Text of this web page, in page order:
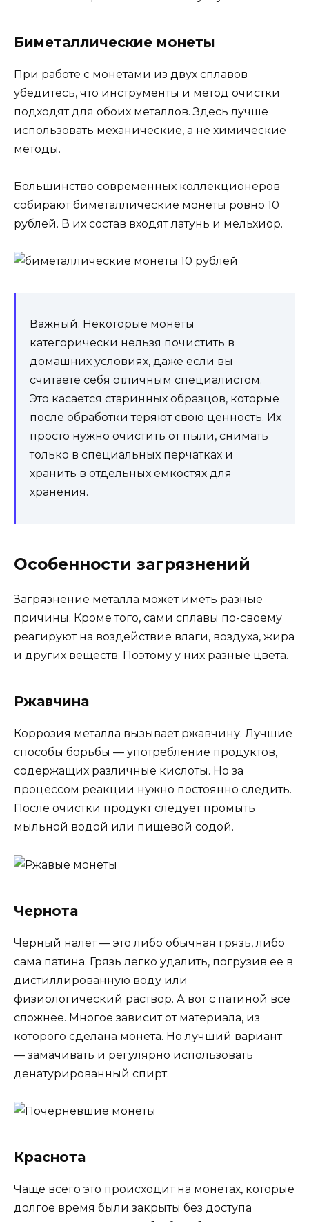
Биметаллические монеты
При работе с монетами из двух сплавов
убедитесь, что инструменты и метод очистки
подходят для обоих металлов. Здесь лучше
использовать механические, а не химические
методы.
Большинство современных коллекционеров
собирают биметаллические монеты ровно 10
рублей. В их состав входят латунь и мельхиор.
Важный. Некоторые монеты
категорически нельзя почистить в
домашних условиях, даже если вы
считаете себя отличным специалистом.
Это касается старинных образцов, которые
после обработки теряют свою ценность. Их
просто нужно очистить от пыли, снимать
только в специальных перчатках и
хранить в отдельных емкостях для
хранения.
Особенности загрязнений
Загрязнение металла может иметь разные
причины. Кроме того, сами сплавы по-своему
реагируют на воздействие влаги, воздуха, жира
и других веществ. Поэтому у них разные цвета.
Ржавчина
Коррозия металла вызывает ржавчину. Лучшие
способы борьбы — употребление продуктов,
содержащих различные кислоты. Но за
процессом реакции нужно постоянно следить.
После очистки продукт следует промыть
мыльной водой или пищевой содой.
Чернота
Черный налет — это либо обычная грязь, либо
сама патина. Грязь легко удалить, погрузив ее в
дистиллированную воду или
физиологический раствор. А вот с патиной все
сложнее. Многое зависит от материала, из
которого сделана монета. Но лучший вариант
— замачивать и регулярно использовать
денатурированный спирт.
Краснота
Чаще всего это происходит на монетах, которые
долгое время были закрыты без доступа